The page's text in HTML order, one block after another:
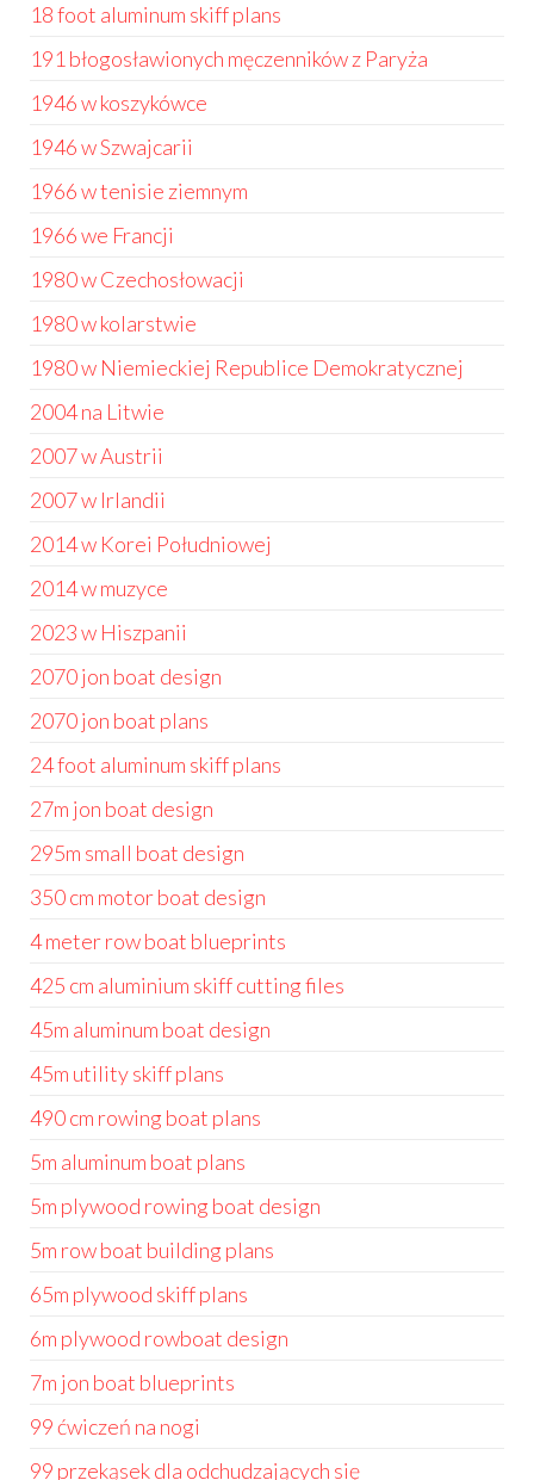
18 foot aluminum skiff plans
191 błogosławionych męczenników z Paryża
1946 w koszykówce
1946 w Szwajcarii
1966 w tenisie ziemnym
1966 we Francji
1980 w Czechosłowacji
1980 w kolarstwie
1980 w Niemieckiej Republice Demokratycznej
2004 na Litwie
2007 w Austrii
2007 w Irlandii
2014 w Korei Południowej
2014 w muzyce
2023 w Hiszpanii
2070 jon boat design
2070 jon boat plans
24 foot aluminum skiff plans
27m jon boat design
295m small boat design
350 cm motor boat design
4 meter row boat blueprints
425 cm aluminium skiff cutting files
45m aluminum boat design
45m utility skiff plans
490 cm rowing boat plans
5m aluminum boat plans
5m plywood rowing boat design
5m row boat building plans
65m plywood skiff plans
6m plywood rowboat design
7m jon boat blueprints
99 ćwiczeń na nogi
99 przekąsek dla odchudzających się